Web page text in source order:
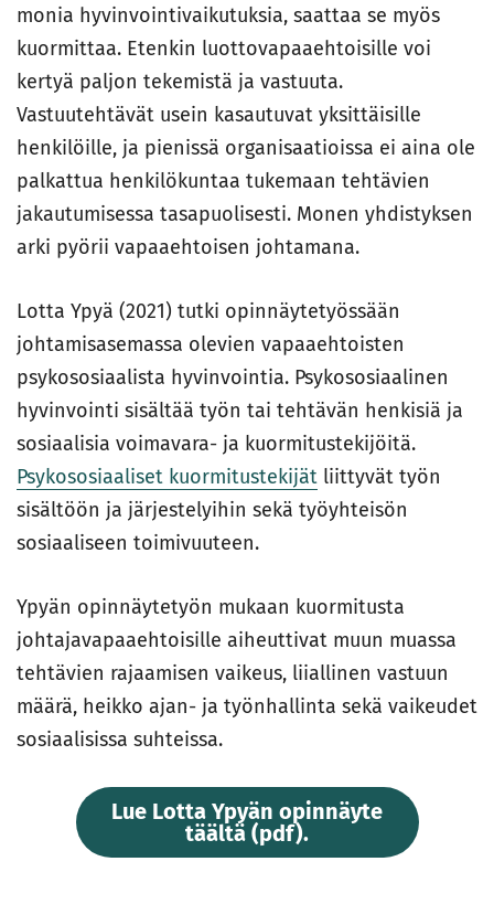
monia hyvinvointivaikutuksia, saattaa se myös
kuormittaa. Etenkin luottovapaaehtoisille voi
kertyä paljon tekemistä ja vastuuta.
Vastuutehtävät usein kasautuvat yksittäisille
henkilöille, ja pienissä organisaatioissa ei aina ole
palkattua henkilökuntaa tukemaan tehtävien
jakautumisessa tasapuolisesti. Monen yhdistyksen
arki pyörii vapaaehtoisen johtamana.
Lotta Ypyä (2021) tutki opinnäytetyössään
johtamisasemassa olevien vapaaehtoisten
psykososiaalista hyvinvointia. Psykososiaalinen
hyvinvointi sisältää työn tai tehtävän henkisiä ja
sosiaalisia voimavara- ja kuormitustekijöitä.
Psykososiaaliset kuormitustekijät liittyvät työn
sisältöön ja järjestelyihin sekä työyhteisön
sosiaaliseen toimivuuteen.
Ypyän opinnäytetyön mukaan kuormitusta
johtajavapaaehtoisille aiheuttivat muun muassa
tehtävien rajaamisen vaikeus, liiallinen vastuun
määrä, heikko ajan- ja työnhallinta sekä vaikeudet
sosiaalisissa suhteissa.
Lue Lotta Ypyän opinnäyte
täältä (pdf).